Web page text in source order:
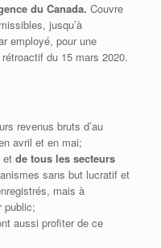
du Canada. Couvre
jusqu’à
employé, pour une
du 15 mars 2020.
revenus bruts d’au
avril et en mai;
et de tous les secteurs
sans but lucratif et
mais à
public;
aussi profiter de ce